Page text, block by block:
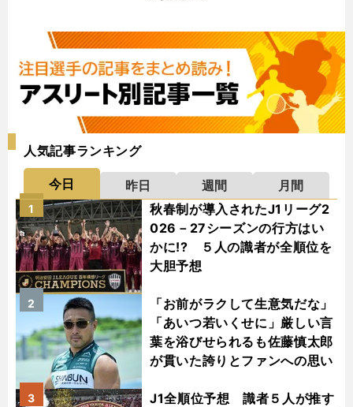
人気記事ランキング
今日 昨日 週間
月間
秋春制が導入されたJ1リーグ2
026－27シーズンの行方はい
かに!? ５人の識者が全順位を
大胆予想
1
「お前がラクして生意気だな」
「あいつ若いくせに」厳しい言
葉を浴びせられるも佐藤慎太郎
が貫いた誇りとファンへの思い
2
J1全順位予想 識者５人が推す
3